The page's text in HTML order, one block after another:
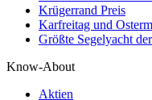
Krügerrand Preis
Karfreitag und
Größte Segelyacht
Know-About
Aktien